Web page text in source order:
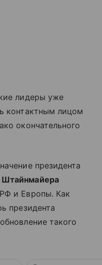
лидеры уже
контактным лицом
окончательного
президента
Штайнмайера
и Европы. Как
президента
такого